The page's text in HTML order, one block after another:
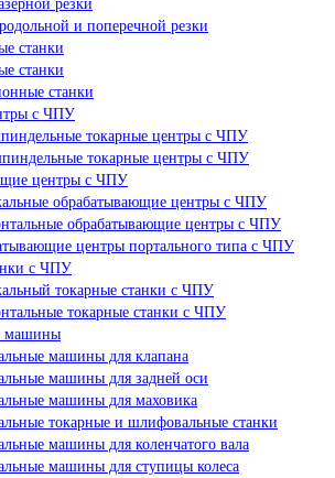
резки
и поперечной резки
станки
станки
станки
с ЧПУ
токарные центры с ЧПУ
токарные центры с ЧПУ
центры с ЧПУ
обрабатывающие центры с ЧПУ
обрабатывающие центры с ЧПУ
центры портального типа с ЧПУ
с ЧПУ
токарные станки с ЧПУ
токарные станки с ЧПУ
машины
машины для клапана
машины для задней оси
машины для маховика
токарные и шлифовальные станки
машины для коленчатого вала
машины для ступицы колеса